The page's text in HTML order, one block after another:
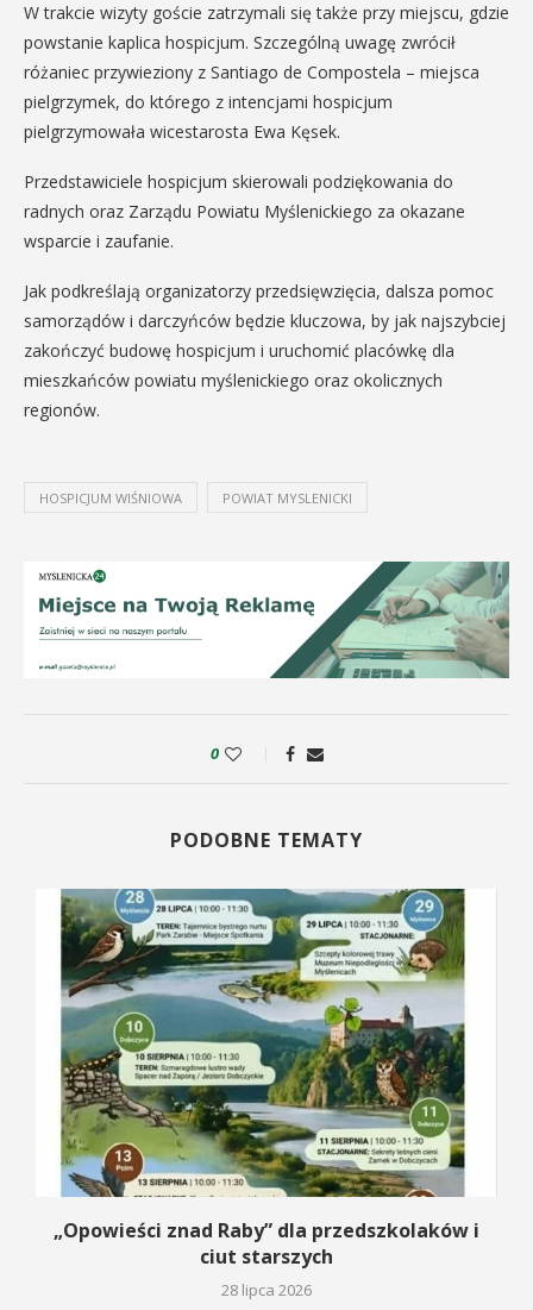
W trakcie wizyty goście zatrzymali się także przy miejscu, gdzie
powstanie kaplica hospicjum. Szczególną uwagę zwrócił
różaniec przywieziony z Santiago de Compostela – miejsca
pielgrzymek, do którego z intencjami hospicjum
pielgrzymowała wicestarosta Ewa Kęsek.
Przedstawiciele hospicjum skierowali podziękowania do
radnych oraz Zarządu Powiatu Myślenickiego za okazane
wsparcie i zaufanie.
Jak podkreślają organizatorzy przedsięwzięcia, dalsza pomoc
samorządów i darczyńców będzie kluczowa, by jak najszybciej
zakończyć budowę hospicjum i uruchomić placówkę dla
mieszkańców powiatu myślenickiego oraz okolicznych
regionów.
HOSPICJUM WIŚNIOWA POWIAT MYSLENICKI
0
PODOBNE TEMATY
„Opowieści znad Raby” dla przedszkolaków i
ciut starszych
28 lipca 2026